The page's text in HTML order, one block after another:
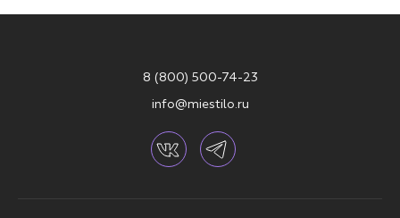
ЗАКАЗЫВАЙ С УДОБСТВОМ
скидки до 40% помогут сделать покупку ещё более приятной.
Подчеркни свою индивидуальность с украшениями для пирсинга от
8 (800) 500-74-23
info@miestilo.ru